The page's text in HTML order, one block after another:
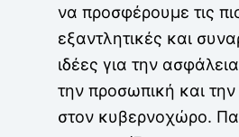
να προσφέρουμε τις
εξαντλητικές και
ιδέες για την ασφάλεια
την προσωπική και
στον κυβερνοχώρο.